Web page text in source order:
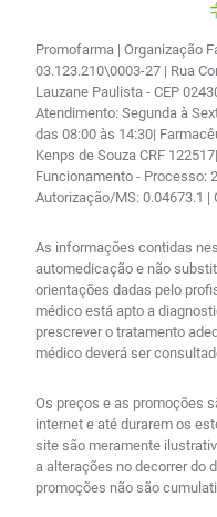
Promofarma | Organização
03.123.210\0003-27 | Rua
Lauzane Paulista - CEP
Atendimento: Segunda à
das 08:00 às 14:30|
Kenps de Souza CRF
Funcionamento - Processo:
Autorização/MS: 0.04673.1 |
As informações contidas
automedicação e não
orientações dadas pelo
médico está apto a
prescrever o tratamento
médico deverá ser
Os preços e as promoções
internet e até durarem os
site são meramente
a alterações no decorrer do
promoções não são